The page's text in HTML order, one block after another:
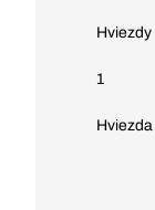
Hviezdy
1
Hviezda